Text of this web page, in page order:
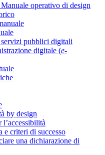
operativo di design
pubblici digitali
digitale (e-
by design
e criteri di successo
una dichiarazione di